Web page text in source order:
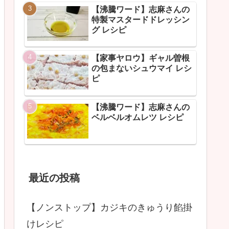
【沸騰ワード】志麻さんの
特製マスタードドレッシン
グ レシピ
【家事ヤロウ】ギャル曽根
の包まないシュウマイ レシ
ピ
【沸騰ワード】志麻さんの
ベルベルオムレツ レシピ
最近の投稿
【ノンストップ】カジキのきゅうり餡掛
けレシピ